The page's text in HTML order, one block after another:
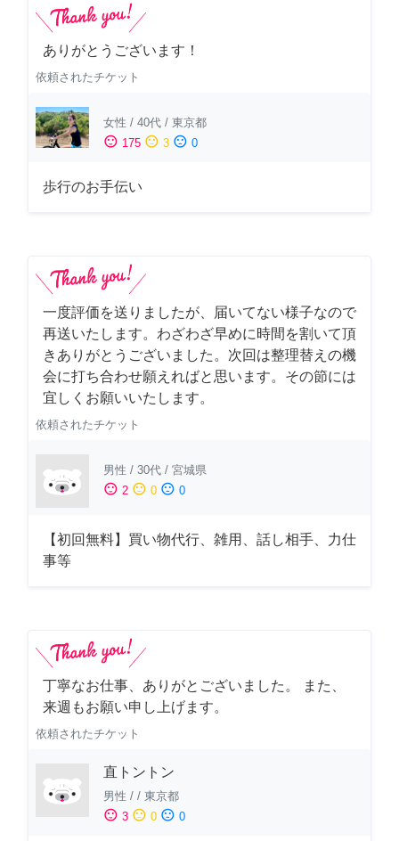
ありがとうございます！
依頼されたチケット
女性 / 40代 / 東京都
sentiment_satisfied 175 sentiment_neutral 3 sentiment_dissatisfied 0
歩行のお手伝い
一度評価を送りましたが、届いてない様子なので
再送いたします。わざわざ早めに時間を割いて頂
きありがとうございました。次回は整理替えの機
会に打ち合わせ願えればと思います。その節には
宜しくお願いいたします。
依頼されたチケット
男性 / 30代 / 宮城県
sentiment_satisfied 2 sentiment_neutral 0 sentiment_dissatisfied 0
【初回無料】買い物代行、雑用、話し相手、力仕
事等
丁寧なお仕事、ありがとございました。 また、
来週もお願い申し上げます。
依頼されたチケット
直トントン
男性 / / 東京都
sentiment_satisfied 3 sentiment_neutral 0 sentiment_dissatisfied 0